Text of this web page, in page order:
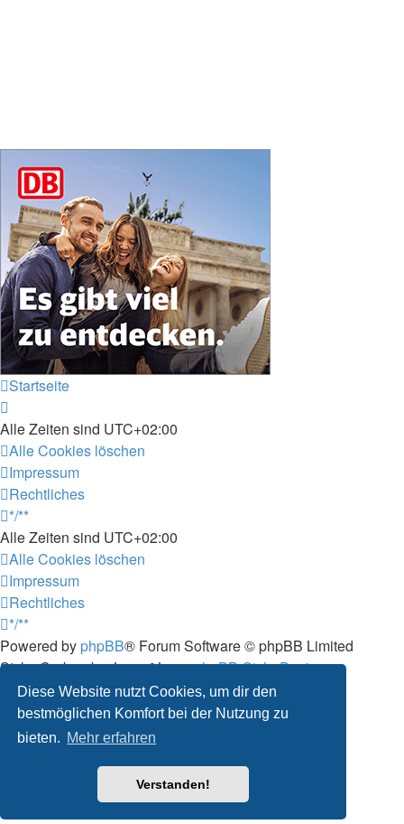
Diese Website nutzt Cookies, um dir den
bestmöglichen Komfort bei der Nutzung zu
bieten. Mehr erfahren
Verstanden!
Startseite
Alle Zeiten sind UTC+02:00
Alle Cookies löschen
Impressum
Rechtliches
*/**
Alle Zeiten sind UTC+02:00
Alle Cookies löschen
Impressum
Rechtliches
*/**
Powered by phpBB® Forum Software © phpBB Limited
Style: Carbon by Joyce&LunaphpBB-Style-Design
Deutsche Übersetzung durchphpBB.de
Datenschutz|Nutzungsbedingungen